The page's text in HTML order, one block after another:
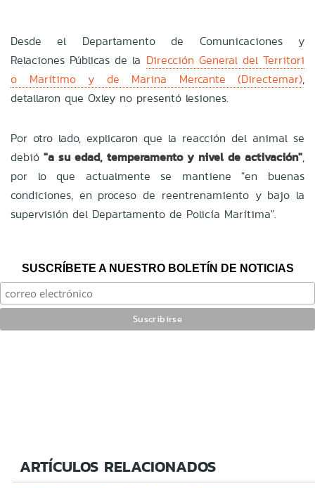
Desde el Departamento de Comunicaciones y
Relaciones Públicas de la Dirección General del Territori
o Marítimo y de Marina Mercante (Directemar),
detallaron que Oxley no presentó lesiones.
Por otro lado, explicaron que la reacción del animal se
debió "a su edad, temperamento y nivel de activación",
por lo que actualmente se mantiene "en buenas
condiciones, en proceso de reentrenamiento y bajo la
supervisión del Departamento de Policía Marítima".
SUSCRÍBETE A NUESTRO BOLETÍN DE NOTICIAS
ARTÍCULOS RELACIONADOS